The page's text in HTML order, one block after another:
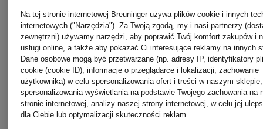
1 625 zł
1 299 zł
Na tej stronie internetowej Breuninger używa plików cookie i innych
internetowych ("Narzędzia"). Za Twoją zgodą, my i nasi partnerzy
zewnętrzni) używamy narzędzi, aby poprawić Twój komfort zakupów i
usługi online, a także aby pokazać Ci interesujące reklamy na innych
Dane osobowe mogą być przetwarzane (np. adresy IP, identyfikatory
cookie (cookie ID), informacje o przeglądarce i lokalizacji, zachowanie
użytkownika) w celu spersonalizowania ofert i treści w naszym sklepie,
spersonalizowania wyświetlania na podstawie Twojego zachowania na
stronie internetowej, analizy naszej strony internetowej, w celu jej
dla Ciebie lub optymalizacji skuteczności reklam.